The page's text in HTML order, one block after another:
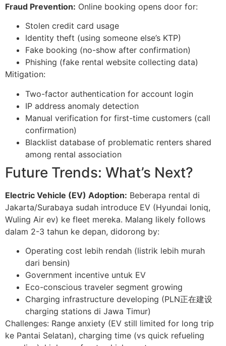
Fraud Prevention: Online booking opens door for:
Stolen credit card usage
Identity theft (using someone else’s KTP)
Fake booking (no-show after confirmation)
Phishing (fake rental website collecting data)
Mitigation:
Two-factor authentication for account login
IP address anomaly detection
Manual verification for first-time customers (call
confirmation)
Blacklist database of problematic renters shared
among rental association
Future Trends: What’s Next?
Electric Vehicle (EV) Adoption: Beberapa rental di
Jakarta/Surabaya sudah introduce EV (Hyundai Ioniq,
Wuling Air ev) ke fleet mereka. Malang likely follows
dalam 2-3 tahun ke depan, didorong by:
Operating cost lebih rendah (listrik lebih murah
dari bensin)
Government incentive untuk EV
Eco-conscious traveler segment growing
Charging infrastructure developing (PLN正在建设
charging stations di Jawa Timur)
Challenges: Range anxiety (EV still limited for long trip
ke Pantai Selatan), charging time (vs quick refueling